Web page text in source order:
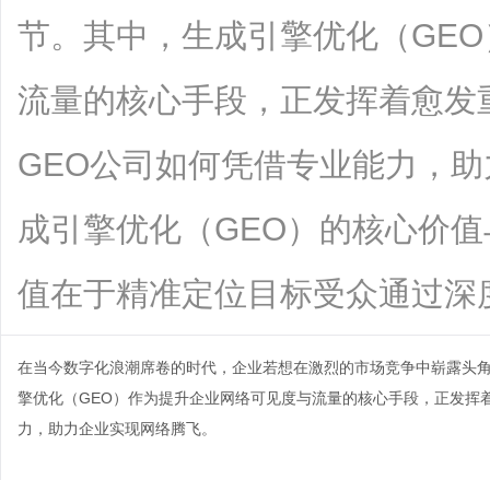
节。其中，生成引擎优化（
流量的核心手段，正发挥着愈
GEO公司如何凭借专业能力，
成引擎优化（GEO）的核心价
值在于精准定位目标受众通过深
在当今数字化浪潮席卷的时代，企业若想在激烈的市场竞争中崭露头
擎优化（GEO）作为提升企业网络可见度与流量的核心手段，正发挥
力，助力企业实现网络腾飞。